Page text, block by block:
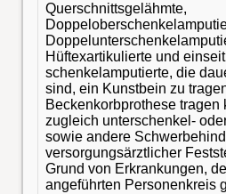
Querschnittsgelähmte,
Hüftexartikulierte und
schenkelamputierte, die
sind, ein Kunstbein zu
Beckenkorbprothese tragen
zugleich unterschenkel-
sowie andere
versorgungsärztlicher
Grund von Erkrankungen,
angeführten Personenkreis